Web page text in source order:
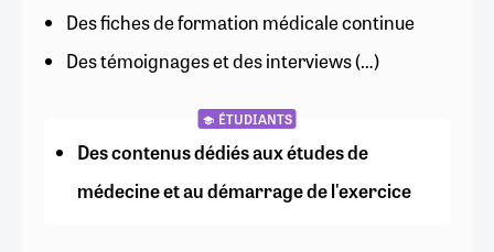
Des fiches de formation médicale continue
Des témoignages et des interviews (…)
ÉTUDIANTS
Des contenus dédiés aux études de
médecine et au démarrage de l'exercice